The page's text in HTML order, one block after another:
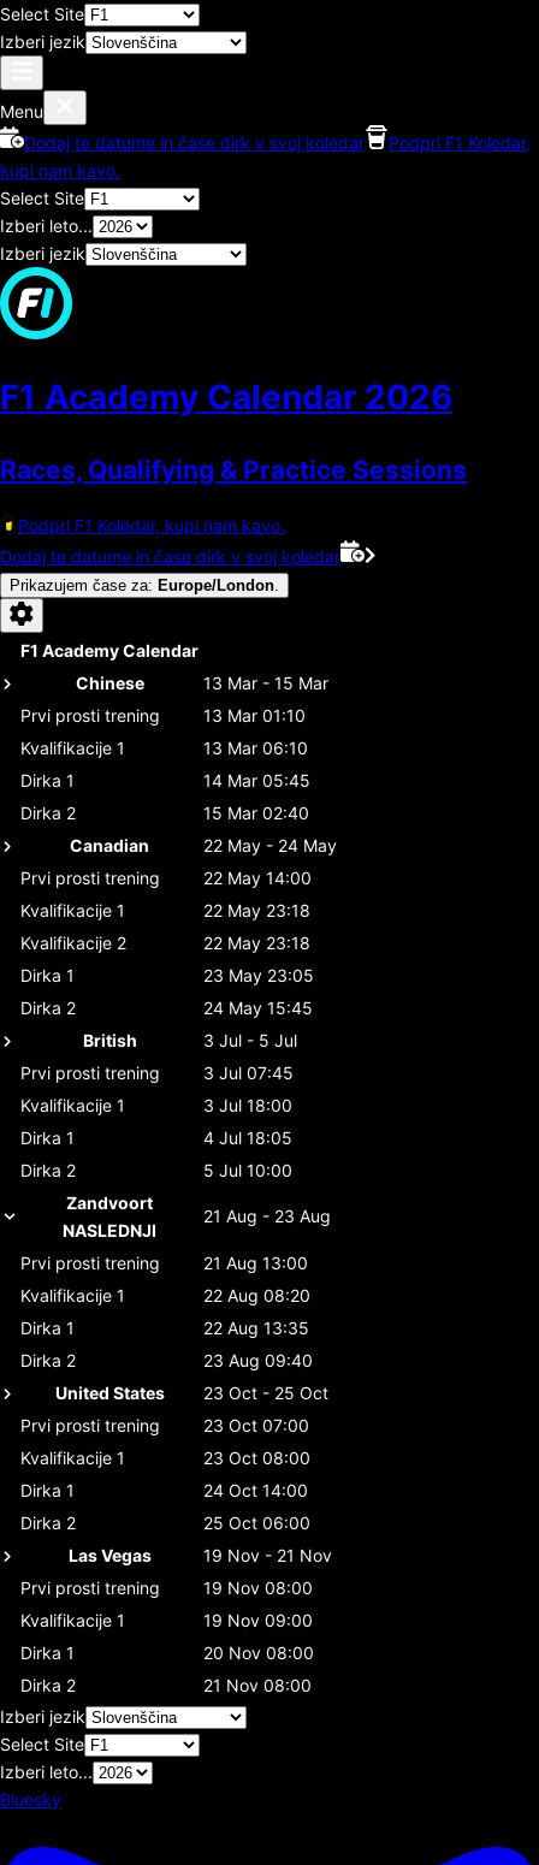
Select Site
Izberi jezik
Menu
Dodaj te datume in čase dirk v svoj koledar
Podpri F1 Koledar,
kupi nam kavo.
Select Site
Izberi leto...
Izberi jezik
F1 Academy Calendar 2026
Races, Qualifying & Practice Sessions
Podpri F1 Koledar, kupi nam kavo.
Dodaj te datume in čase dirk v svoj koledar
Prikazujem čase za: Europe/London
F1 Academy Calendar
Chinese
13 Mar - 15 Mar
Prvi prosti trening
13 Mar 01:10
Kvalifikacije 1
13 Mar 06:10
Dirka 1
14 Mar 05:45
Dirka 2
15 Mar 02:40
Canadian
22 May - 24 May
Prvi prosti trening
22 May 14:00
Kvalifikacije 1
22 May 23:18
Kvalifikacije 2
22 May 23:18
Dirka 1
23 May 23:05
Dirka 2
24 May 15:45
British
3 Jul - 5 Jul
Prvi prosti trening
3 Jul 07:45
Kvalifikacije 1
3 Jul 18:00
Dirka 1
4 Jul 18:05
Dirka 2
5 Jul 10:00
Zandvoort
NASLEDNJI
21 Aug - 23 Aug
Prvi prosti trening
21 Aug 13:00
Kvalifikacije 1
22 Aug 08:20
Dirka 1
22 Aug 13:35
Dirka 2
23 Aug 09:40
United States
23 Oct - 25 Oct
Prvi prosti trening
23 Oct 07:00
Kvalifikacije 1
23 Oct 08:00
Dirka 1
24 Oct 14:00
Dirka 2
25 Oct 06:00
Las Vegas
19 Nov - 21 Nov
Prvi prosti trening
19 Nov 08:00
Kvalifikacije 1
19 Nov 09:00
Dirka 1
20 Nov 08:00
Dirka 2
21 Nov 08:00
Izberi jezik
Select Site
Izberi leto...
Bluesky